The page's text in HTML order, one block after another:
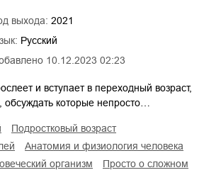
10.12.2023 02:23
выхода: 2021
Русский
и вступает в переходный возраст,
которые непросто…
подростковый возраст
анатомия и физиология человека
организм
просто о сложном